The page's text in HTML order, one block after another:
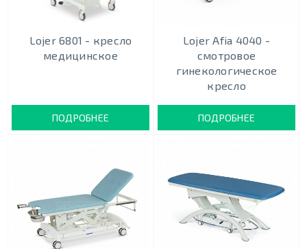
Lojer 6801 - кресло
медицинское
ПОДРОБНЕЕ
Lojer Afia 4040 -
смотровое
гинекологическое
кресло
ПОДРОБНЕЕ